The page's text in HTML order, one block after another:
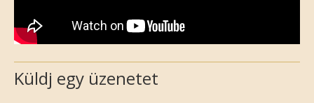
Küldj egy üzenetet